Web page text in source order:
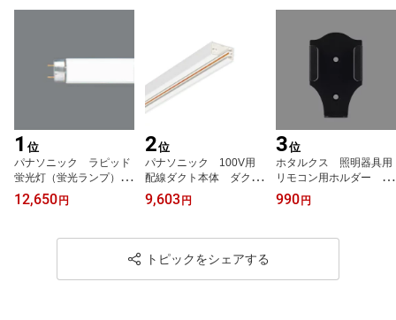
（EL-LHV41501+EL-LU
1 位
パナソニック ラピッド
蛍光灯（蛍光ランプ）
ハイライト 直管ラピッ
ドスタート形 40形 白
入り】 FLR40SWMX36
12,650円
2位
パナソニック 100V用
配線ダクト本体 ダクト
レール ショップライ
ン 3m ホワイト
9,603円
3位
ホタルクス 照明器具用
リモコン用ホルダー ブ
ラック(黒色) 保守用
（N-4222、N-4223リモ
ー） N-42 リモコンホ
990円
トピックをシェアする